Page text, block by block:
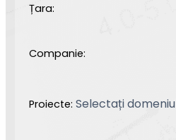
Țara:
Companie:
Proiecte: